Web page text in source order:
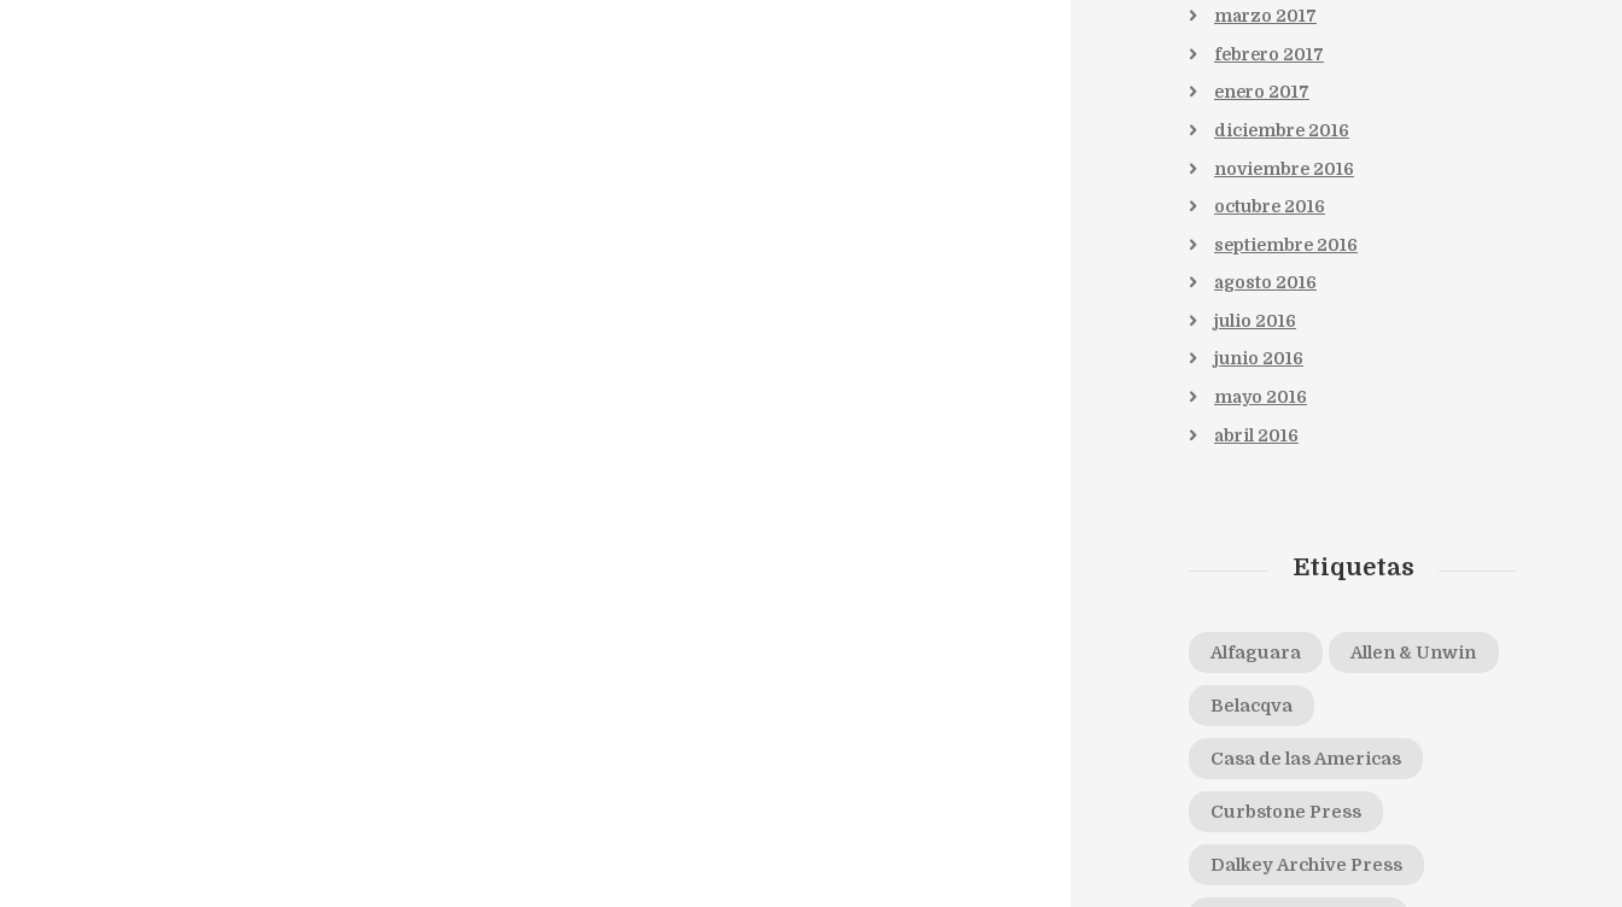
marzo 2017
febrero 2017
enero 2017
diciembre 2016
noviembre 2016
octubre 2016
septiembre 2016
agosto 2016
julio 2016
junio 2016
mayo 2016
abril 2016
Etiquetas
Alfaguara Allen & Unwin
Belacqva
Casa de las Americas
Curbstone Press
Dalkey Archive Press